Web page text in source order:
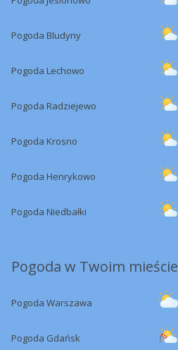
Pogoda Bludyny
Pogoda Lechowo
Pogoda Radziejewo
Pogoda Krosno
Pogoda Henrykowo
Pogoda Niedbałki
Pogoda w Twoim mieście
Pogoda Warszawa
Pogoda Gdańsk